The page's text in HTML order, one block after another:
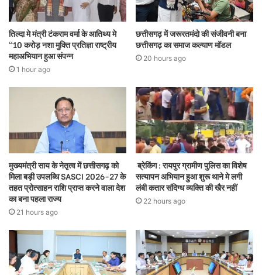
तिल्दा मे मंत्री टंकराम वर्मा के आतिथ्य मे
“10 करोड़ नशा मुक्ति प्रतिज्ञा राष्ट्रीय
महाअभियान हुआ संपन्न
1 hour ago
छत्तीसगढ़ में जरूरतमंदो की संजीवनी बना
छत्तीसगढ़ का समाज कल्याण मॉडल
20 hours ago
मुख्यमंत्री साय के नेतृत्व में छत्तीसगढ़ को
मिला बड़ी उपलब्धि SASCI 2026-27 के
तहत प्रोत्साहन राशि प्राप्त करने वाला देश
का बना पहला राज्य
21 hours ago
ब्रेकिंग : रायपुर ग्रामीण पुलिस का विशेष
सत्यापन अभियान हुआ शुरू थाने मे लगी
लंबी कतार संदिग्ध व्यक्ति की खैर नहीं
22 hours ago